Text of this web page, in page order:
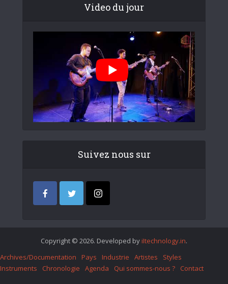
Video du jour
Suivez nous sur
Copyright © 2026. Developed by iItechnology.in.
Archives/Documentation
Pays Industrie Artistes
Styles
Instruments
Chronologie Agenda Qui sommes-nous ? Contact